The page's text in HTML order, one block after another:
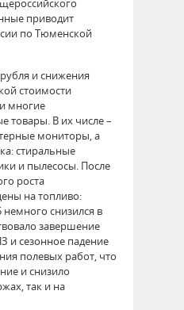
приводит
по Тюменской
и снижения
стоимости
многие
товары. В их числе –
мониторы, а
стиральные
и пылесосы. После
роста
на топливо:
снизился в
завершение
и сезонное падение
полевых работ, что
и снизило
так и на